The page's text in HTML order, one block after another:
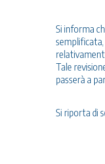
Si informa
semplificata,
Tale
passerà a
Si riporta di